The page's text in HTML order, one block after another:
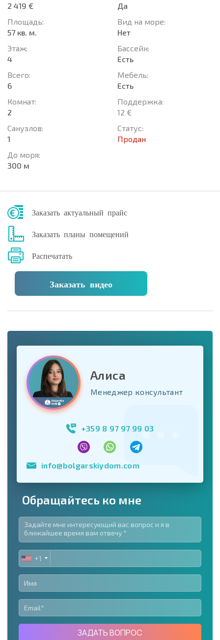
2 419 €
Площадь:
57 кв. м.
Этаж:
4
Всего:
6
Комнат:
2
Санузлов:
1
До моря:
300 м
Да
Вид на море:
Нет
Басcейн:
Есть
Мебель:
Есть
Поддержка:
12 €
Статус:
Продан
Заказать актуальный прайс
Заказать планы помещений
Распечатать
Заказать видео
Алиса
Менеджер консультант
+359 8 97 97 99 03
info@bolgarskiydom.com
Обращайтесь ко мне
UNITED
STATES
+1
+1
ЗАДАТЬ ВОПРОС